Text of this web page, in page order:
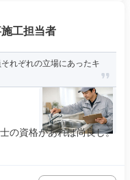
工担当者
れぞれの立場にあったキ
の資格があれば尚良し。